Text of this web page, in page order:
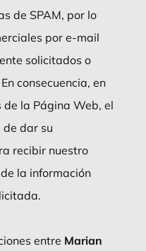
de SPAM, por lo
por e-mail
solicitados o
consecuencia, en
la Página Web, el
dar su
recibir nuestro
la información
entre Marian